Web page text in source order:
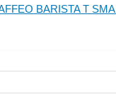
BARISTA T